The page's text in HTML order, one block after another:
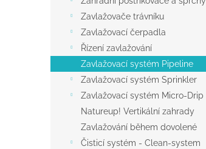
l
Zavlažovače trávníku
Zavlažovací čerpadla
Řízení zavlažování
Zavlažovací systém Pipeline
Zavlažovací systém Sprinkler
Zavlažovací systém Micro-Drip
Natureup! Vertikální zahrady
Zavlažování během dovolené
Čisticí systém - Clean-system